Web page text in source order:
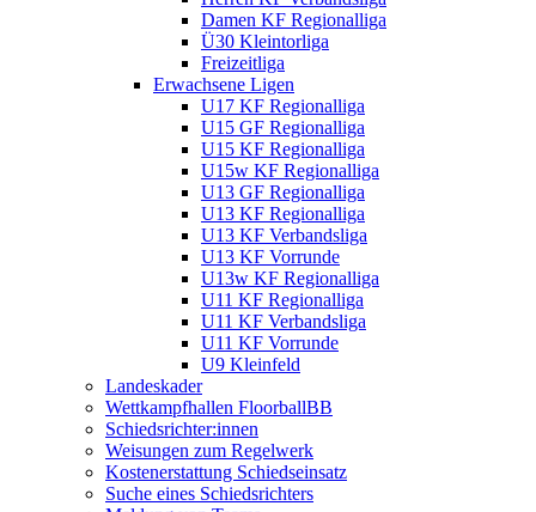
Damen KF Regionalliga
Ü30 Kleintorliga
Freizeitliga
Erwachsene Ligen
U17 KF Regionalliga
U15 GF Regionalliga
U15 KF Regionalliga
U15w KF Regionalliga
U13 GF Regionalliga
U13 KF Regionalliga
U13 KF Verbandsliga
U13 KF Vorrunde
U13w KF Regionalliga
U11 KF Regionalliga
U11 KF Verbandsliga
U11 KF Vorrunde
U9 Kleinfeld
Landeskader
Wettkampfhallen FloorballBB
Schiedsrichter:innen
Weisungen zum Regelwerk
Kostenerstattung Schiedseinsatz
Suche eines Schiedsrichters